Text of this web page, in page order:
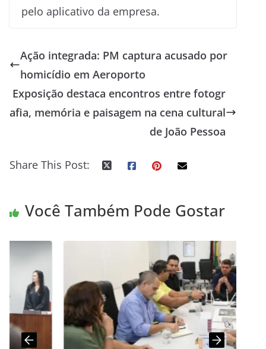
pelo aplicativo da empresa.
Ação integrada: PM captura acusado por
homicídio em Aeroporto
Exposição destaca encontros entre fotogr
afia, memória e paisagem na cena cultural
de João Pessoa
Share This Post:
Você Também Pode Gostar